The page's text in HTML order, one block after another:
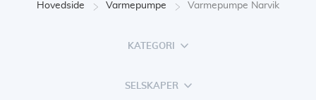
Hovedside Varmepumpe Varmepumpe Narvik
KATEGORI
SELSKAPER